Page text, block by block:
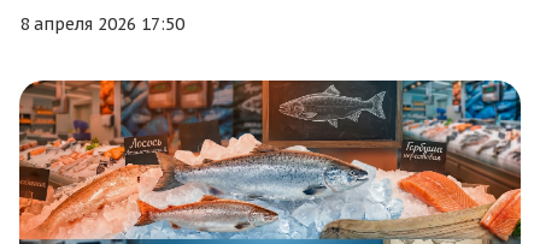
8 апреля 2026 17:50